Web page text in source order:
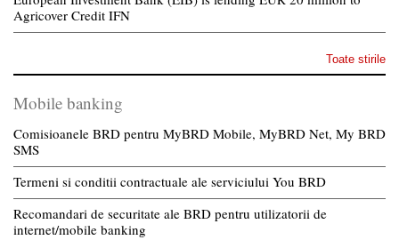
Agricover Credit IFN
Toate stirile
Mobile banking
Comisioanele BRD pentru MyBRD Mobile, MyBRD Net, My BRD
SMS
Termeni si conditii contractuale ale serviciului You BRD
Recomandari de securitate ale BRD pentru utilizatorii de
internet/mobile banking